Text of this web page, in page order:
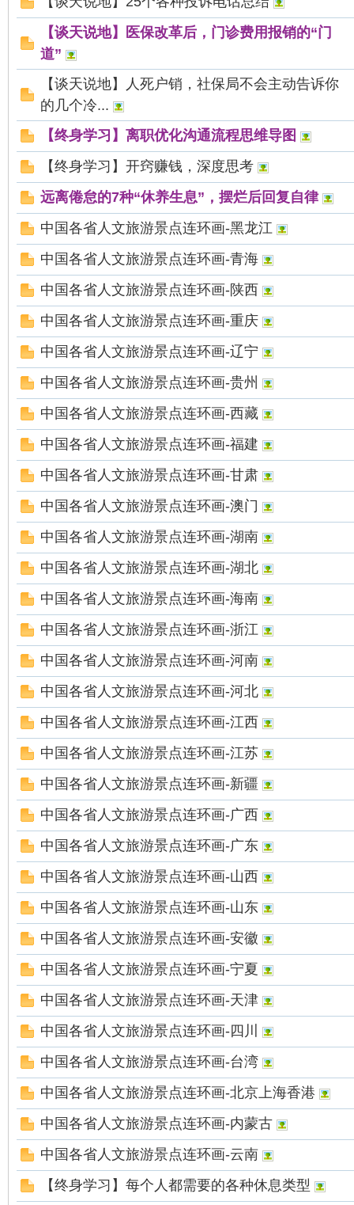
【谈天说地】医保改革后，门诊费用报销的“门
道”
【谈天说地】人死户销，社保局不会主动告诉你
的几个冷...
【终身学习】离职优化沟通流程思维导图
【终身学习】开窍赚钱，深度思考
远离倦怠的7种“休养生息”，摆烂后回复自律
中国各省人文旅游景点连环画-黑龙江
中国各省人文旅游景点连环画-青海
中国各省人文旅游景点连环画-陕西
中国各省人文旅游景点连环画-重庆
中国各省人文旅游景点连环画-辽宁
中国各省人文旅游景点连环画-贵州
中国各省人文旅游景点连环画-西藏
中国各省人文旅游景点连环画-福建
中国各省人文旅游景点连环画-甘肃
中国各省人文旅游景点连环画-澳门
中国各省人文旅游景点连环画-湖南
中国各省人文旅游景点连环画-湖北
中国各省人文旅游景点连环画-海南
中国各省人文旅游景点连环画-浙江
中国各省人文旅游景点连环画-河南
中国各省人文旅游景点连环画-河北
中国各省人文旅游景点连环画-江西
中国各省人文旅游景点连环画-江苏
中国各省人文旅游景点连环画-新疆
中国各省人文旅游景点连环画-广西
中国各省人文旅游景点连环画-广东
中国各省人文旅游景点连环画-山西
中国各省人文旅游景点连环画-山东
中国各省人文旅游景点连环画-安徽
中国各省人文旅游景点连环画-宁夏
中国各省人文旅游景点连环画-天津
中国各省人文旅游景点连环画-四川
中国各省人文旅游景点连环画-台湾
中国各省人文旅游景点连环画-北京上海香港
中国各省人文旅游景点连环画-内蒙古
中国各省人文旅游景点连环画-云南
【终身学习】每个人都需要的各种休息类型